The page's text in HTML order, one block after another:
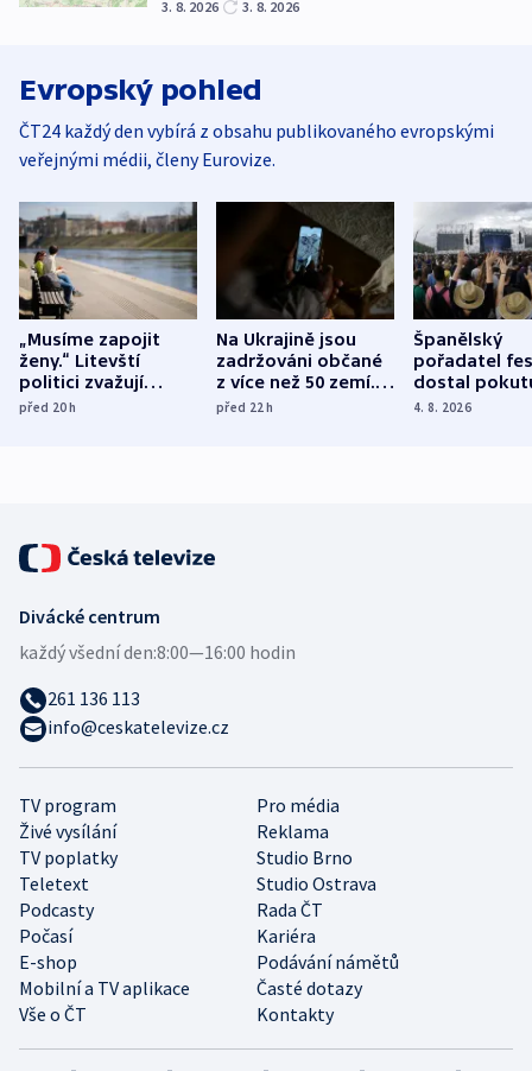
3. 8. 2026 3. 8. 2026
Evropský pohled
ČT24 každý den vybírá z obsahu publikovaného evropskými
veřejnými médii, členy Eurovize.
„Musíme zapojit
ženy.“ Litevští
politici zvažují
dohodu o
před 20h
Na Ukrajině jsou
zadržováni občané
z více než 50 zemí.
Bojovali na straně
před 22h
Španělský
pořadatel
dostal
nekalé
4. 8. 2026
TV program
Pro média
Živé vysílání
Reklama
TV poplatky
Studio Brno
Teletext
Studio Ostrava
Podcasty
Rada ČT
Počasí
Kariéra
E-shop
Podávání námětů
Mobilní a TV aplikace
Časté dotazy
Vše o ČT
Kontakty
Divácké centrum
každý všední den:8:00—16:00 hodin
261 136 113
info@ceskatelevize.cz